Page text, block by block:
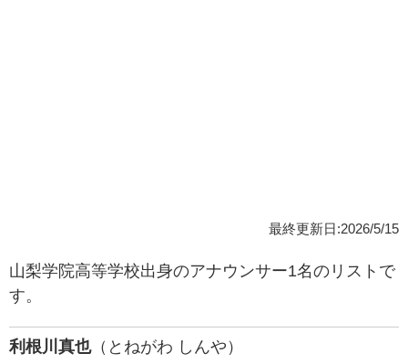
最終更新日:2026/5/15
山梨学院高等学校出身のアナウンサー1名のリストで
す。
利根川真也（とねがわ しんや）